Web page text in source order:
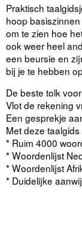
Praktisch
hoop
om te zien hoe
ook weer heel
een beursie en
bij je te hebben
De beste tolk
Vlot de rekening
Een gesprekje
Met deze
* Ruim 4000
* Woordenlijst
* Woordenlijst
* Duidelijke